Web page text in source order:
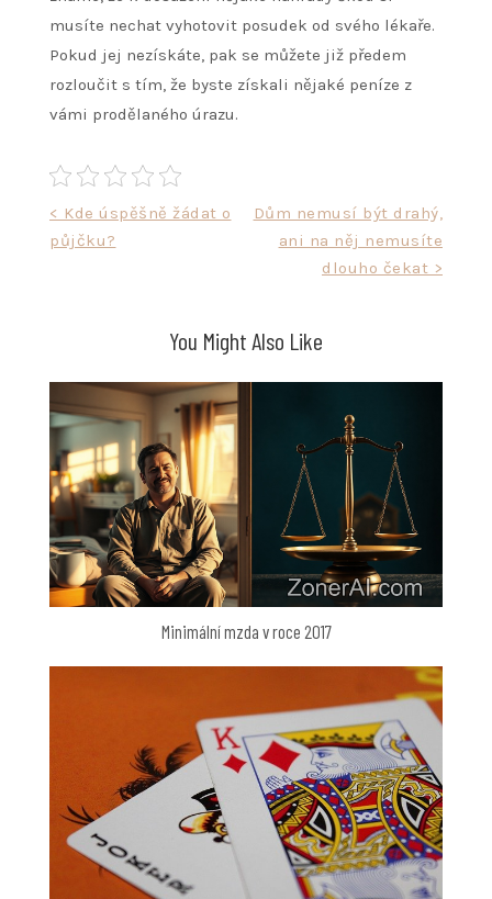
musíte nechat vyhotovit posudek od svého lékaře.
Pokud jej nezískáte, pak se můžete již předem
rozloučit s tím, že byste získali nějaké peníze z
vámi prodělaného úrazu.
Navigace< Kde úspěšně žádat o
půjčku?
Dům nemusí být drahý,
ani na něj nemusíte
dlouho čekat >
You Might Also Like
Minimální mzda v roce 2017